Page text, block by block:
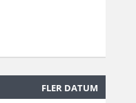
FLER DATUM